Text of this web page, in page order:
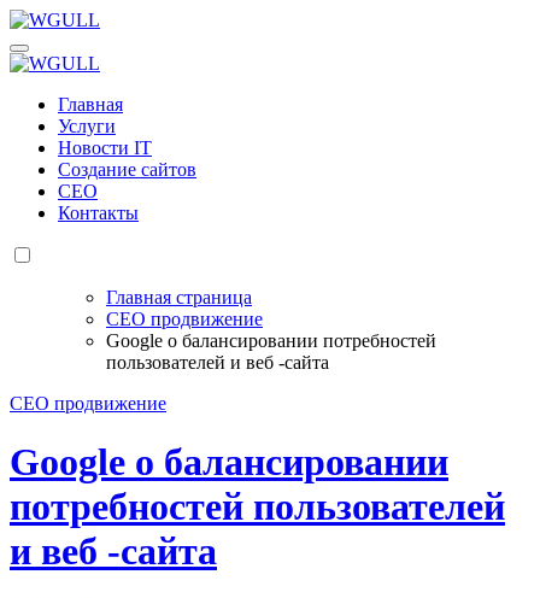
Перейти
к
содержанию
WGULL
Белая чайка - создание и продвижение сайтов
Белая чайка - создание и продвижение сайтов
Главная
Услуги
Новости IT
Создание сайтов
СЕО
Контакты
Главная страница
СЕО продвижение
Google о балансировании потребностей
пользователей и веб -сайта
СЕО продвижение
Google о балансировании
потребностей пользователей
и веб -сайта